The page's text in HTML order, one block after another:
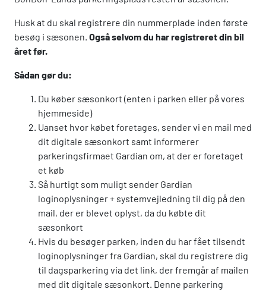
Husk at du skal registrere din nummerplade inden første
besøg i sæsonen. Også selvom du har registreret din bil
året før.
Sådan gør du:
Du køber sæsonkort (enten i parken eller på vores
hjemmeside)
Uanset hvor købet foretages, sender vi en mail med
dit digitale sæsonkort samt informerer
parkeringsfirmaet Gardian om, at der er foretaget
et køb
Så hurtigt som muligt sender Gardian
loginoplysninger + systemvejledning til dig på den
mail, der er blevet oplyst, da du købte dit
sæsonkort
Hvis du besøger parken, inden du har fået tilsendt
loginoplysninger fra Gardian, skal du registrere dig
til dagsparkering via det link, der fremgår af mailen
med dit digitale sæsonkort. Denne parkering